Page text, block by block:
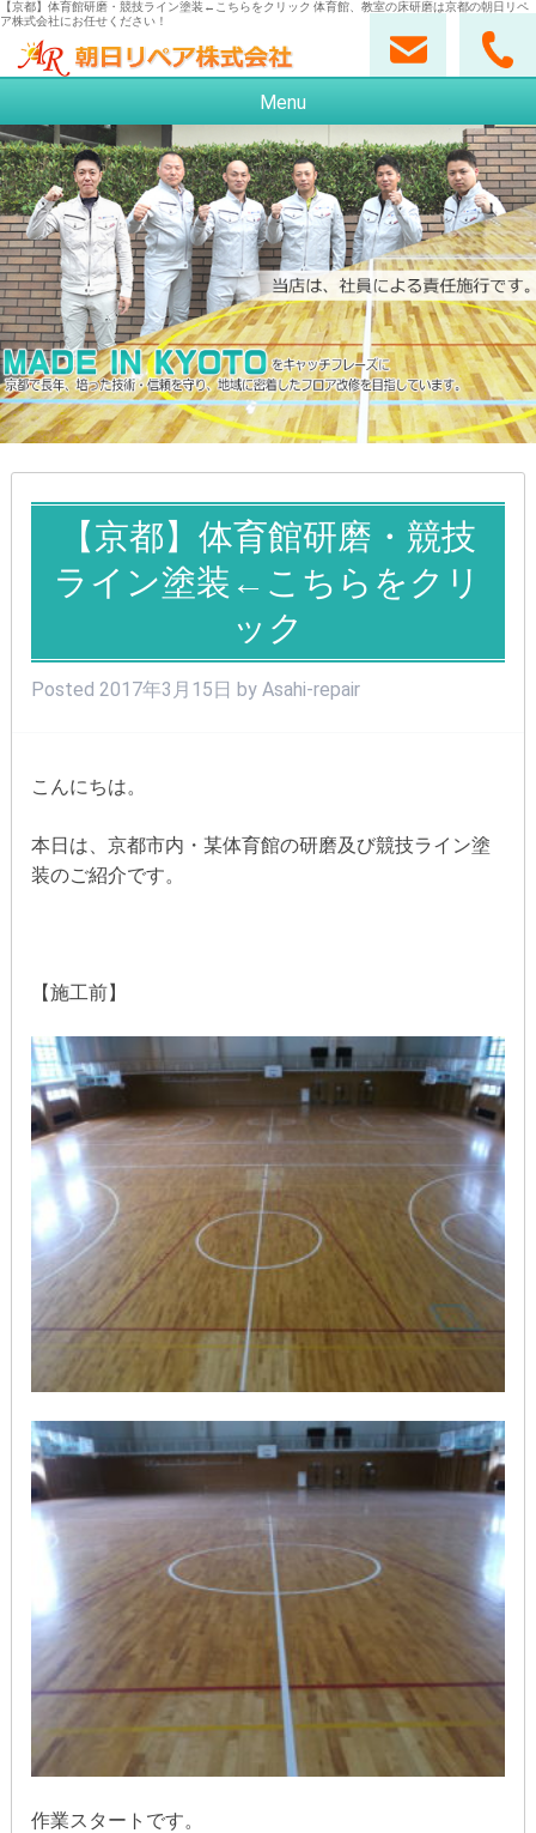
【京都】体育館研磨・競技ライン塗装←こちらをクリック 体育館、教室の床研磨は京都の朝日リペ
ア株式会社にお任せください！
Menu
【京都】体育館研磨・競技
ライン塗装←こちらをクリ
ック
Posted 2017年3月15日 by Asahi-repair
こんにちは。
本日は、京都市内・某体育館の研磨及び競技ライン塗
装のご紹介です。
【施工前】
作業スタートです。